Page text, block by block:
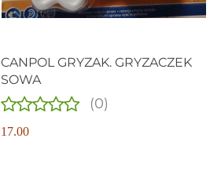
CANPOL GRYZAK. GRYZACZEK
SOWA
(0)
17.00